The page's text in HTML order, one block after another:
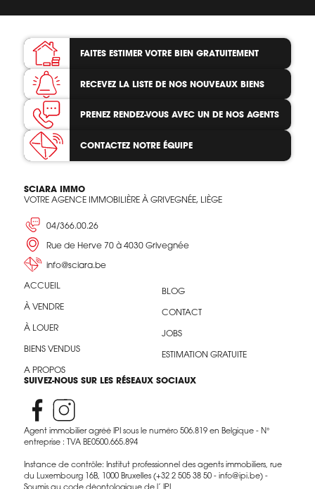
FAITES ESTIMER VOTRE BIEN GRATUITEMENT
RECEVEZ LA LISTE DE NOS NOUVEAUX BIENS
PRENEZ RENDEZ-VOUS AVEC UN DE NOS AGENTS
CONTACTEZ NOTRE ÉQUIPE
SCIARA IMMO
VOTRE AGENCE IMMOBILIÈRE À GRIVEGNÉE, LIÈGE
04/366.00.26
Rue de Herve 70 à 4030 Grivegnée
info@sciara.be
ACCUEIL
À VENDRE
À LOUER
BIENS VENDUS
A PROPOS
BLOG
CONTACT
JOBS
ESTIMATION GRATUITE
SUIVEZ-NOUS SUR LES RÉSEAUX SOCIAUX
Agent immobilier agréé IPI sous le numéro 506.819 en Belgique - N°
entreprise : TVA BE0500.665.894
Instance de contrôle: Institut professionnel des agents immobiliers, rue
du Luxembourg 16B, 1000 Bruxelles (+32 2 505 38 50 - info@ipi.be) -
Soumis au code déontologique de l’ IPI